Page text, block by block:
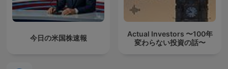
今日の米国株速報
Actual Investors 〜100年
変わらない投資の話〜